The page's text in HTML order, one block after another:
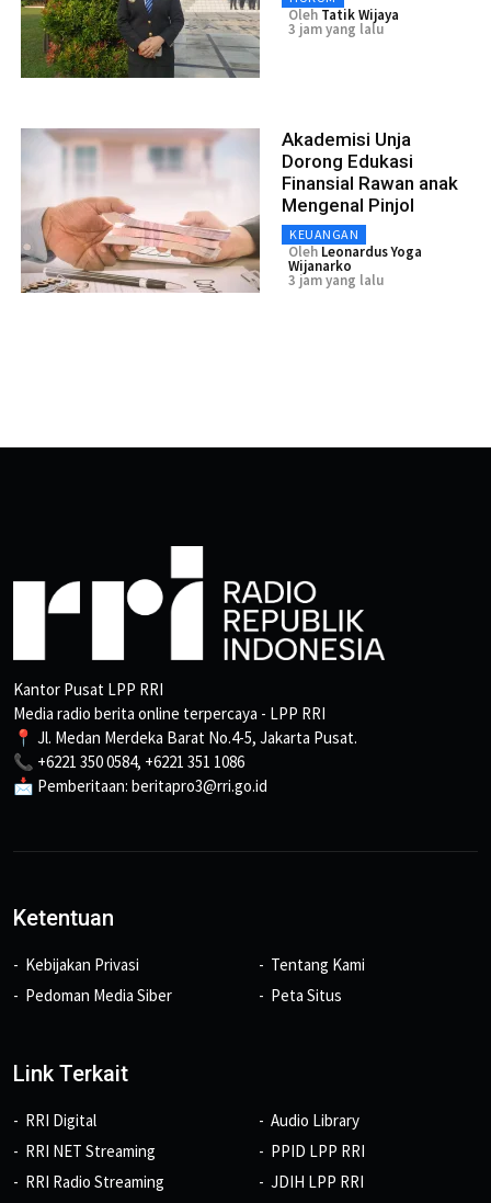
Oleh Tatik Wijaya
3 jam yang lalu
Akademisi Unja
Dorong Edukasi
Finansial Rawan anak
Mengenal Pinjol
KEUANGAN
Oleh Leonardus Yoga
Wijanarko
3 jam yang lalu
Kantor Pusat LPP RRI
Media radio berita online terpercaya - LPP RRI
📍 Jl. Medan Merdeka Barat No.4-5, Jakarta Pusat.
📞 +6221 350 0584, +6221 351 1086
📩 Pemberitaan: beritapro3@rri.go.id
Ketentuan
Kebijakan Privasi
Pedoman Media Siber
Tentang Kami
Peta Situs
Link Terkait
RRI Digital
RRI NET Streaming
RRI Radio Streaming
Audio Library
PPID LPP RRI
JDIH LPP RRI